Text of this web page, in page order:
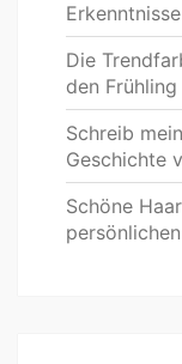
Die
den
Schreib
Geschichte
Schöne